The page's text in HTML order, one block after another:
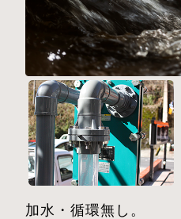
加水・循環無し。